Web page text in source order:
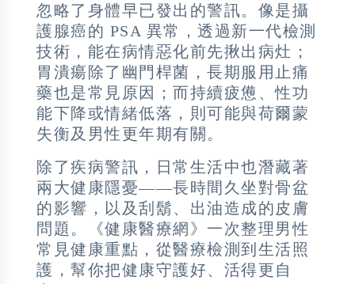
忽略了身體早已發出的警訊。像是攝
護腺癌的 PSA 異常，透過新一代檢測
技術，能在病情惡化前先揪出病灶；
胃潰瘍除了幽門桿菌，長期服用止痛
藥也是常見原因；而持續疲憊、性功
能下降或情緒低落，則可能與荷爾蒙
失衡及男性更年期有關。
除了疾病警訊，日常生活中也潛藏著
兩大健康隱憂——長時間久坐對骨盆
的影響，以及刮鬍、出油造成的皮膚
問題。《健康醫療網》一次整理男性
常見健康重點，從醫療檢測到生活照
護，幫你把健康守護好、活得更自